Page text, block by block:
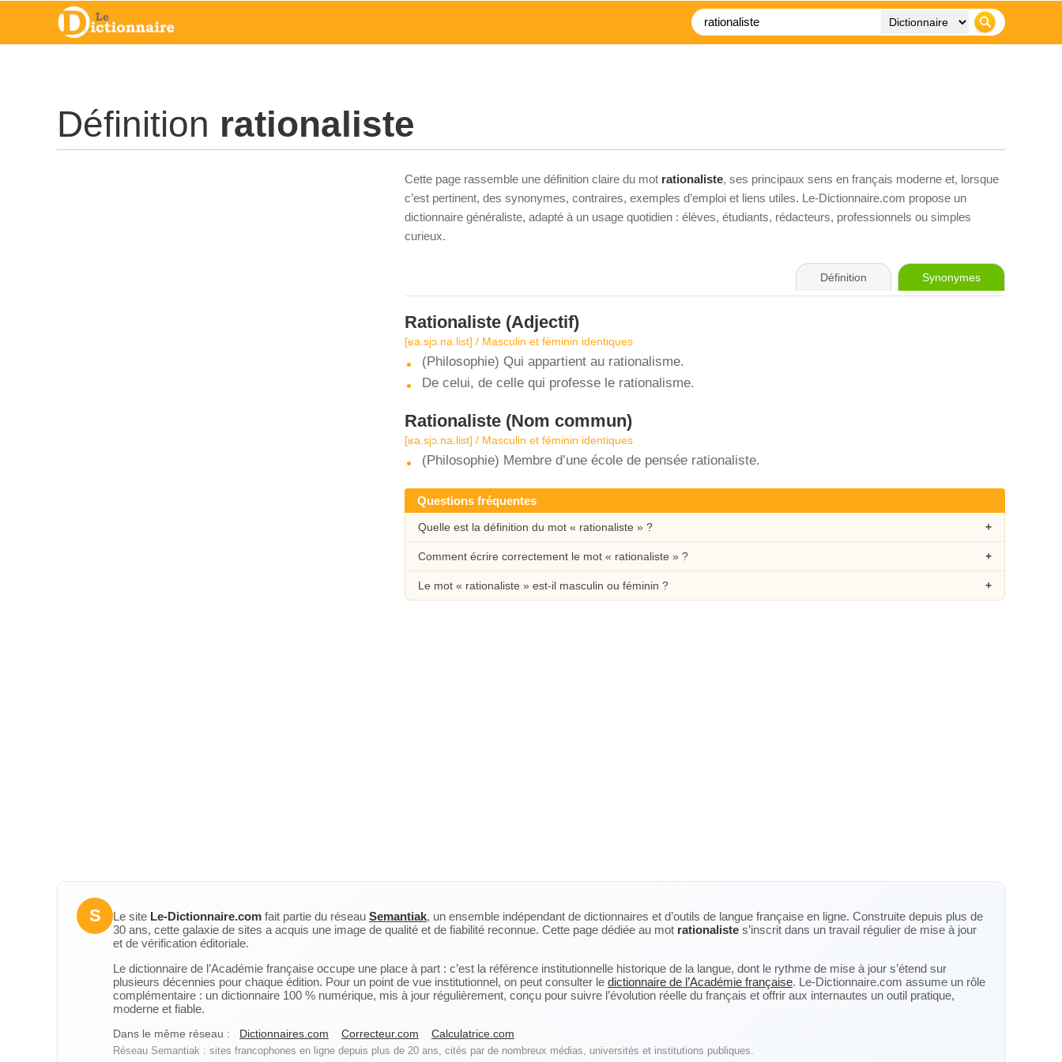
Définition rationaliste
Cette page rassemble une définition claire du mot rationaliste, ses principaux sens en français moderne et, lorsque
c’est pertinent, des synonymes, contraires, exemples d’emploi et liens utiles. Le-Dictionnaire.com propose un
dictionnaire généraliste, adapté à un usage quotidien : élèves, étudiants, rédacteurs, professionnels ou simples
curieux.
Définition Synonymes
Rationaliste (Adjectif)
[ʁa.sjɔ.na.list] / Masculin et féminin identiques
(Philosophie) Qui appartient au rationalisme.
De celui, de celle qui professe le rationalisme.
Rationaliste (Nom commun)
[ʁa.sjɔ.na.list] / Masculin et féminin identiques
(Philosophie) Membre d’une école de pensée rationaliste.
Questions fréquentes
Quelle est la définition du mot « rationaliste » ?
Comment écrire correctement le mot « rationaliste » ?
Le mot « rationaliste » est-il masculin ou féminin ?
S Le site Le-Dictionnaire.com fait partie du réseau Semantiak, un ensemble indépendant de dictionnaires et d’outils de langue française en ligne. Construite depuis plus de
30 ans, cette galaxie de sites a acquis une image de qualité et de fiabilité reconnue. Cette page dédiée au mot rationaliste s’inscrit dans un travail régulier de mise à jour
et de vérification éditoriale.
Le dictionnaire de l’Académie française occupe une place à part : c’est la référence institutionnelle historique de la langue, dont le rythme de mise à jour s’étend sur
plusieurs décennies pour chaque édition. Pour un point de vue institutionnel, on peut consulter le dictionnaire de l’Académie française. Le-Dictionnaire.com assume un rôle
complémentaire : un dictionnaire 100 % numérique, mis à jour régulièrement, conçu pour suivre l’évolution réelle du français et offrir aux internautes un outil pratique,
moderne et fiable.
Dans le même réseau : Dictionnaires.com Correcteur.com Calculatrice.com
Réseau Semantiak : sites francophones en ligne depuis plus de 20 ans, cités par de nombreux médias, universités et institutions publiques.